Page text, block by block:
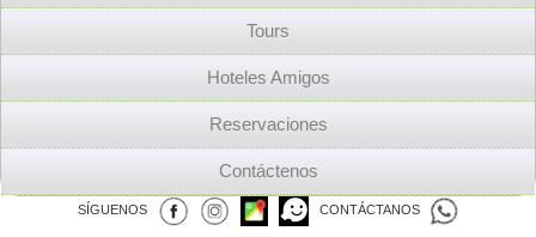
Tours
Hoteles Amigos
Reservaciones
Contáctenos
SÍGUENOS CONTÁCTANOS